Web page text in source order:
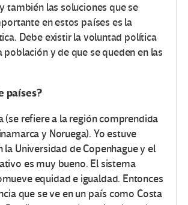
también las soluciones que se
en estos países es la
Debe existir la voluntad política
población y de que se queden en las
países?
(se refiere a la región comprendida
y Noruega). Yo estuve
la Universidad de Copenhague y el
es muy bueno. El sistema
equidad e igualdad. Entonces
que se ve en un país como Costa